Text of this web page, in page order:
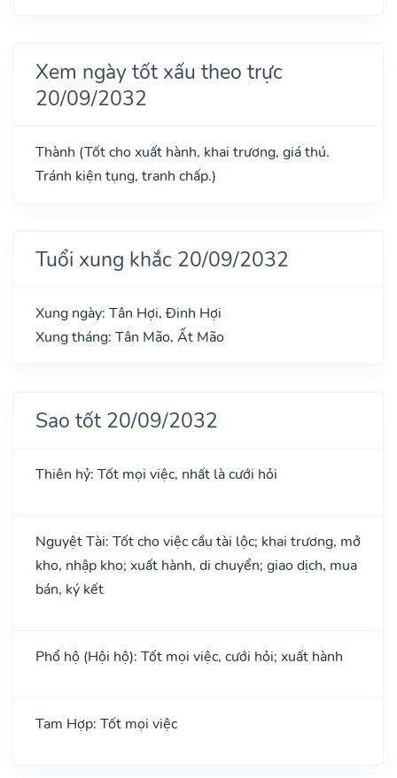
Xem ngày tốt xấu theo trực
20/09/2032
Thành (Tốt cho xuất hành, khai trương, giá thú.
Tránh kiện tụng, tranh chấp.)
Tuổi xung khắc 20/09/2032
Xung ngày: Tân Hợi, Đinh Hợi
Xung tháng: Tân Mão, Ất Mão
Sao tốt 20/09/2032
Thiên hỷ: Tốt mọi việc, nhất là cưới hỏi
Nguyệt Tài: Tốt cho việc cầu tài lộc; khai trương, mở
kho, nhập kho; xuất hành, di chuyển; giao dịch, mua
bán, ký kết
Phổ hộ (Hội hộ): Tốt mọi việc, cưới hỏi; xuất hành
Tam Hợp: Tốt mọi việc